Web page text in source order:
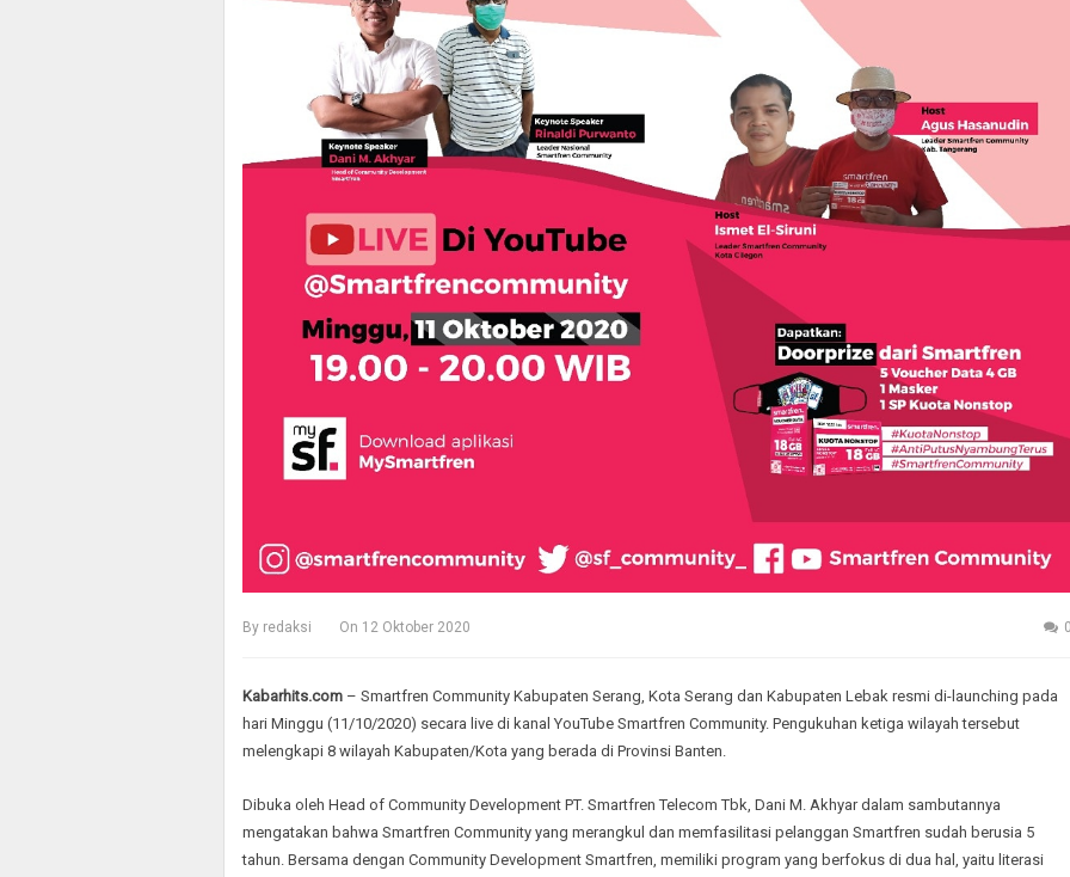
By redaksi On 12 Oktober 2020
Kabarhits.com – Smartfren Community Kabupaten Serang, Kota Serang dan Kabupaten Lebak resmi di-launching pada
hari Minggu (11/10/2020) secara live di kanal YouTube Smartfren Community. Pengukuhan ketiga wilayah tersebut
melengkapi 8 wilayah Kabupaten/Kota yang berada di Provinsi Banten.
Dibuka oleh Head of Community Development PT. Smartfren Telecom Tbk, Dani M. Akhyar dalam sambutannya
mengatakan bahwa Smartfren Community yang merangkul dan memfasilitasi pelanggan Smartfren sudah berusia 5
tahun. Bersama dengan Community Development Smartfren, memiliki program yang berfokus di dua hal, yaitu literasi